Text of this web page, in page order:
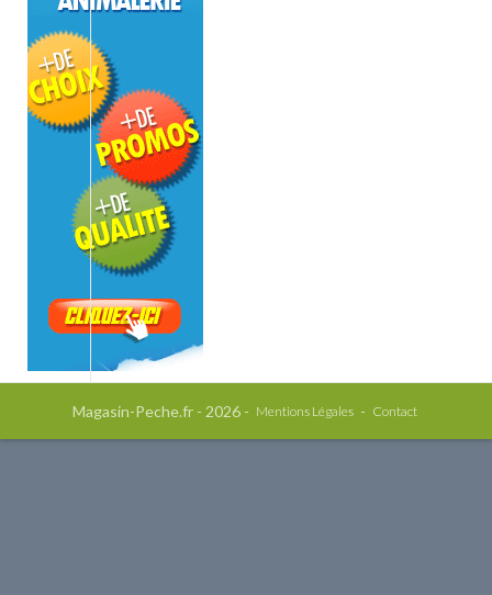
Magasin-Peche.fr - 2026 - Mentions Légales - Contact